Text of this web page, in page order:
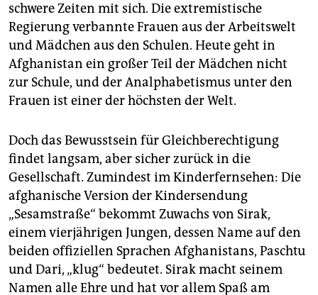
genossenschaft
epaper login
schwere Zeiten mit sich. Die extremistische
Regierung verbannte Frauen aus der Arbeitswelt
und Mädchen aus den Schulen. Heute geht in
Afghanistan ein großer Teil der Mädchen nicht
zur Schule, und der Analphabetismus unter den
Frauen ist einer der höchsten der Welt.
Doch das Bewusstsein für Gleichberechtigung
findet langsam, aber sicher zurück in die
Gesellschaft. Zumindest im Kinderfernsehen: Die
afghanische Version der Kindersendung
„Sesamstraße“ bekommt Zuwachs von Sirak,
einem vierjährigen Jungen, dessen Name auf den
beiden offiziellen Sprachen Afghanistans, Paschtu
und Dari, „klug“ bedeutet. Sirak macht seinem
Namen alle Ehre und hat vor allem Spaß am